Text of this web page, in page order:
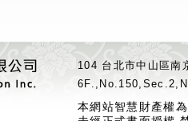
104 台北市中山區
本網站智慧財產權